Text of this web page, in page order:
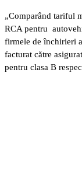
„Comparând tariful
RCA pentru
firmele de închirieri
facturat către
pentru clasa B